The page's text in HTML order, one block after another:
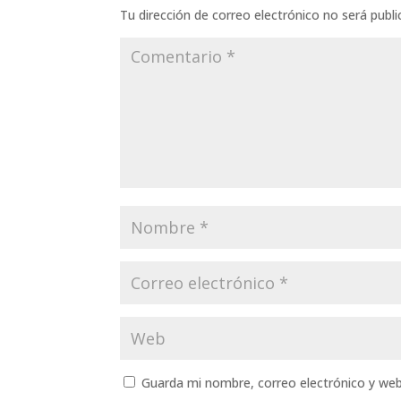
Tu dirección de correo electrónico no será
Guarda mi nombre, correo electrónico y